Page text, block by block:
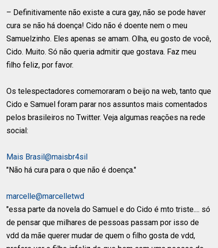
– Definitivamente não existe a cura gay, não se pode haver
cura se não há doença! Cido não é doente nem o meu
Samuelzinho. Eles apenas se amam. Olha, eu gosto de você,
Cido. Muito. Só não queria admitir que gostava. Faz meu
filho feliz, por favor.
Os telespectadores comemoraram o beijo na web, tanto que
Cido e Samuel foram parar nos assuntos mais comentados
pelos brasileiros no Twitter. Veja algumas reações na rede
social:
Mais Brasil@maisbr4sil
"Não há cura para o que não é doença."
marcelle@marcelletwd
"essa parte da novela do Samuel e do Cido é mto triste.... só
de pensar que milhares de pessoas passam por isso de
vdd da mãe querer mudar de quem o filho gosta de vdd,